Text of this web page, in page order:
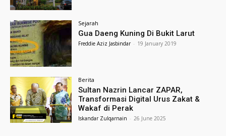
Sejarah
Gua Daeng Kuning Di Bukit Larut
Freddie Aziz Jasbindar - 19 January 2019
Berita
Sultan Nazrin Lancar ZAPAR,
Transformasi Digital Urus Zakat &
Wakaf di Perak
Iskandar Zulqarnain - 26 June 2025